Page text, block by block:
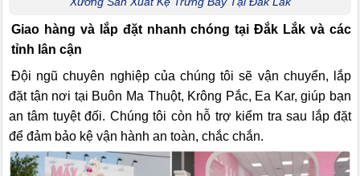
Giao hàng và lắp đặt nhanh chóng tại Đắk Lắk và các
tỉnh lân cận
Đội ngũ chuyên nghiệp của chúng tôi sẽ vận chuyển, lắp
đặt tận nơi tại Buôn Ma Thuột, Krông Pắc, Ea Kar, giúp bạn
an tâm tuyệt đối. Chúng tôi còn hỗ trợ kiểm tra sau lắp đặt
để đảm bảo kệ vận hành an toàn, chắc chắn.